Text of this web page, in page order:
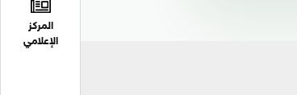
المركز
الإعلامي